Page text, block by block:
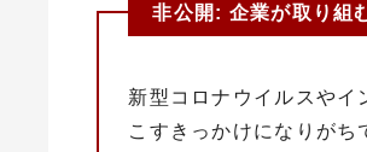
非公開: 企業が取り組
新型コロナウイルスや
こすきっかけになりがち